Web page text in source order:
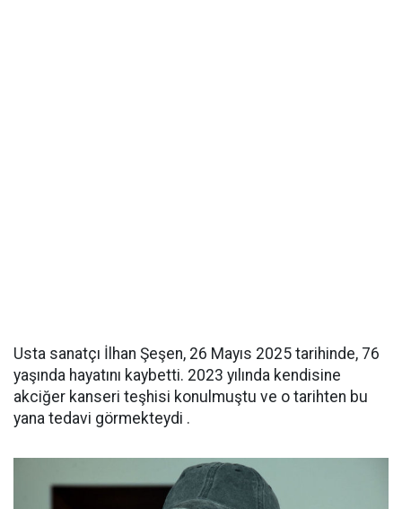
Usta sanatçı İlhan Şeşen, 26 Mayıs 2025 tarihinde, 76
yaşında hayatını kaybetti. 2023 yılında kendisine
akciğer kanseri teşhisi konulmuştu ve o tarihten bu
yana tedavi görmekteydi .